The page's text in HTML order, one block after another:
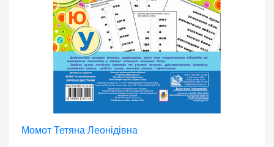
Момот Тетяна Леонідівна